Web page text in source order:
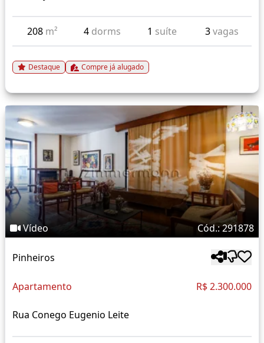
208 m² 4 dorms 1 suíte 3vagas
Destaque Compre já alugado
Vídeo Cód.: 291878
Pinheiros
Apartamento R$ 2.300.000
Rua Conego Eugenio Leite